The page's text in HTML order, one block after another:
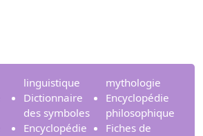
linguistique
Dictionnaire
des symboles
Encyclopédie
mythologie
Encyclopédie
philosophique
Fiches de